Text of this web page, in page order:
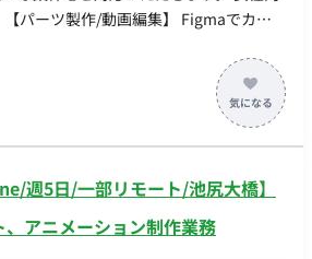
レック
週5日/一部リモート/池尻大橋】
アニメーション制作業務